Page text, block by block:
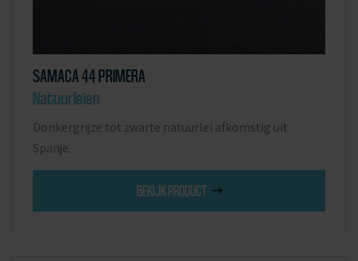
SAMACA 44 PRIMERA
Natuurleien
Donkergrijze tot zwarte natuurlei afkomstig uit
Spanje.
BEKIJK PRODUCT